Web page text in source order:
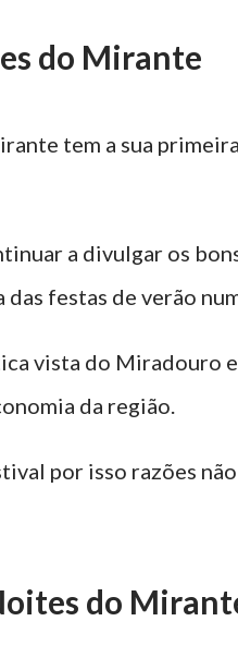
do Mirante
tem a sua
a divulgar os
das festas de verão
vista do Miradouro
da região.
por isso razões
do